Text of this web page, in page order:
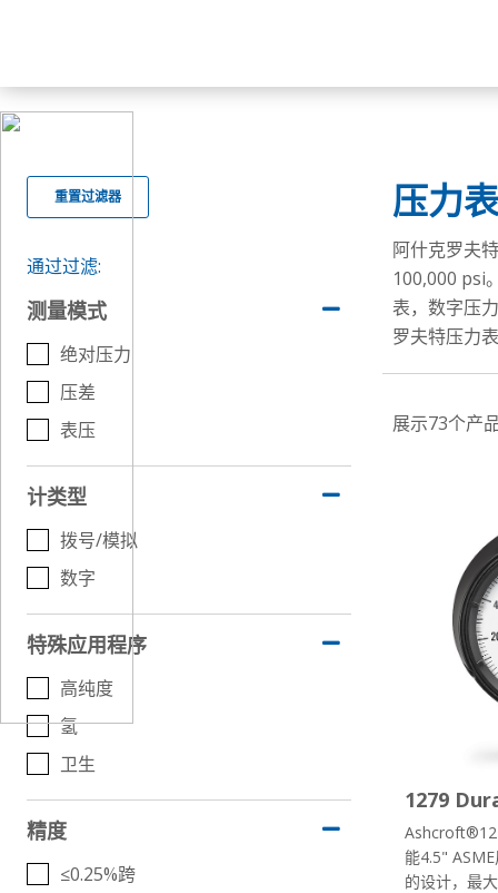
重置过滤器
通过过滤:
测量模式
绝对压力
压差
表压
计类型
拨号/模拟
数字
特殊应用程序
高纯度
氢
卫生
精度
≤0.25%跨
压力
阿什克罗夫
100,000 psi
表，数字压
罗夫特压力
展示73个产
1279
能4.5"
的设计，最